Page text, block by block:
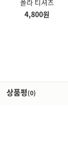
4,800원
상품평(0)